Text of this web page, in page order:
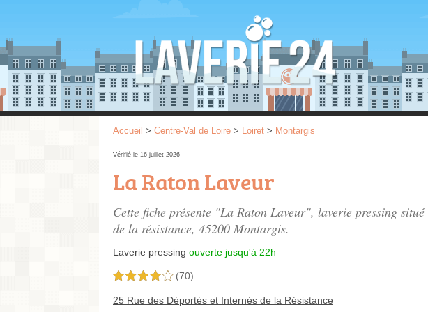
Accueil > Centre-Val de Loire > Loiret > Montargis
Vérifié le 16 juillet 2026
La Raton Laveur
Cette fiche présente "La Raton Laveur", laverie pressing situé
de la résistance, 45200 Montargis.
Laverie pressing ouverte jusqu'à 22h
4,0 étoiles sur 5 (70)
25 Rue des Déportés et Internés de la Résistance